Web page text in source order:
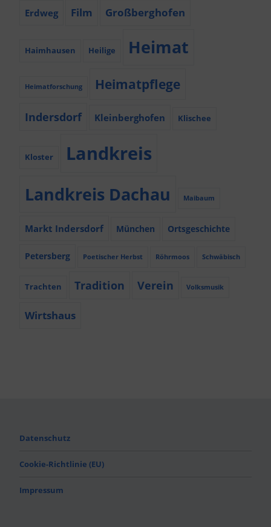
Erdweg Film Großberghofen
Haimhausen Heilige Heimat
Heimatforschung Heimatpflege
Indersdorf Kleinberghofen Klischee
Kloster Landkreis
Landkreis Dachau Maibaum
Markt Indersdorf München Ortsgeschichte
Petersberg Poetischer Herbst Röhrmoos Schwäbisch
Trachten Tradition Verein Volksmusik
Wirtshaus
Datenschutz
Cookie-Richtlinie (EU)
Impressum